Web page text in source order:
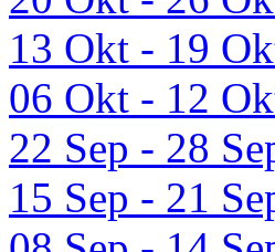
13 Okt - 19
06 Okt - 12
22 Sep - 28
15 Sep - 21